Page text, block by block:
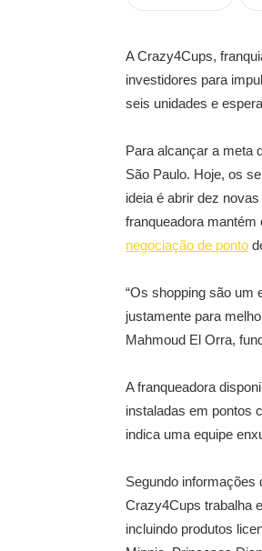
A Crazy4Cups,
investidores para
seis unidades e
Para alcançar a meta
São Paulo. Hoje, os
ideia é abrir dez
franqueadora mantém
negociação de ponto
“Os shopping são um
justamente para
Mahmoud El Orra,
A franqueadora
instaladas em pontos
indica uma equipe
Segundo informações
Crazy4Cups trabalha
incluindo produtos